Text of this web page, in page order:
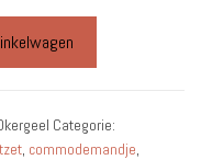
Categorie:
commodemandje